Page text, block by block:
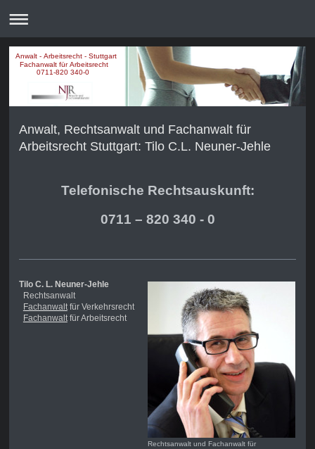
Anwalt - Arbeitsrecht - Stuttgart
Fachanwalt für Arbeitsrecht
0711-820 340-0
Anwalt, Rechtsanwalt und Fachanwalt für
Arbeitsrecht Stuttgart: Tilo C.L. Neuner-Jehle
Telefonische Rechtsauskunft:
0711 – 820 340 - 0
Rechtsanwalt und Fachanwalt für
Tilo C. L. Neuner-Jehle
Rechtsanwalt
Fachanwaltfür Verkehrsrecht
Fachanwaltfür Arbeitsrecht